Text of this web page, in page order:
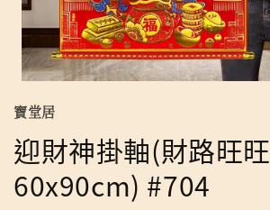
寶堂居
迎財神掛軸(財路旺旺
60x90cm) #704